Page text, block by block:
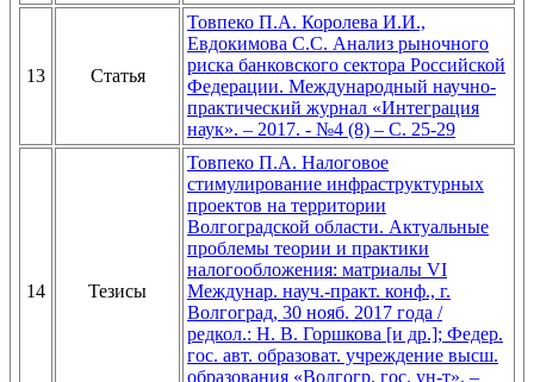
13 Статья
Товпеко П.А. Королева И.И.,
Евдокимова С.С. Анализ рыночного
риска банковского сектора Российской
Федерации. Международный научно-
практический журнал «Интеграция
наук». – 2017. - №4 (8) – С. 25-29
14 Тезисы
Товпеко П.А. Налоговое
стимулирование инфраструктурных
проектов на территории
Волгоградской области. Актуальные
проблемы теории и практики
налогообложения: матриалы VI
Междунар. науч.-практ. конф., г.
Волгоград, 30 нояб. 2017 года /
редкол.: Н. В. Горшкова [и др.]; Федер.
гос. авт. образоват. учреждение высш.
образования «Волгогр. гос. ун-т». –